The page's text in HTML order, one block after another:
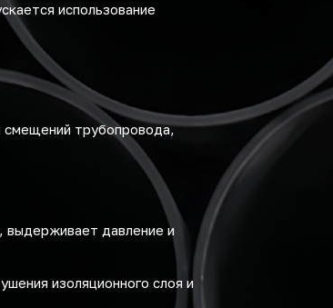
использование
смещений трубопровода,
выдерживает давление и
изоляционного слоя и